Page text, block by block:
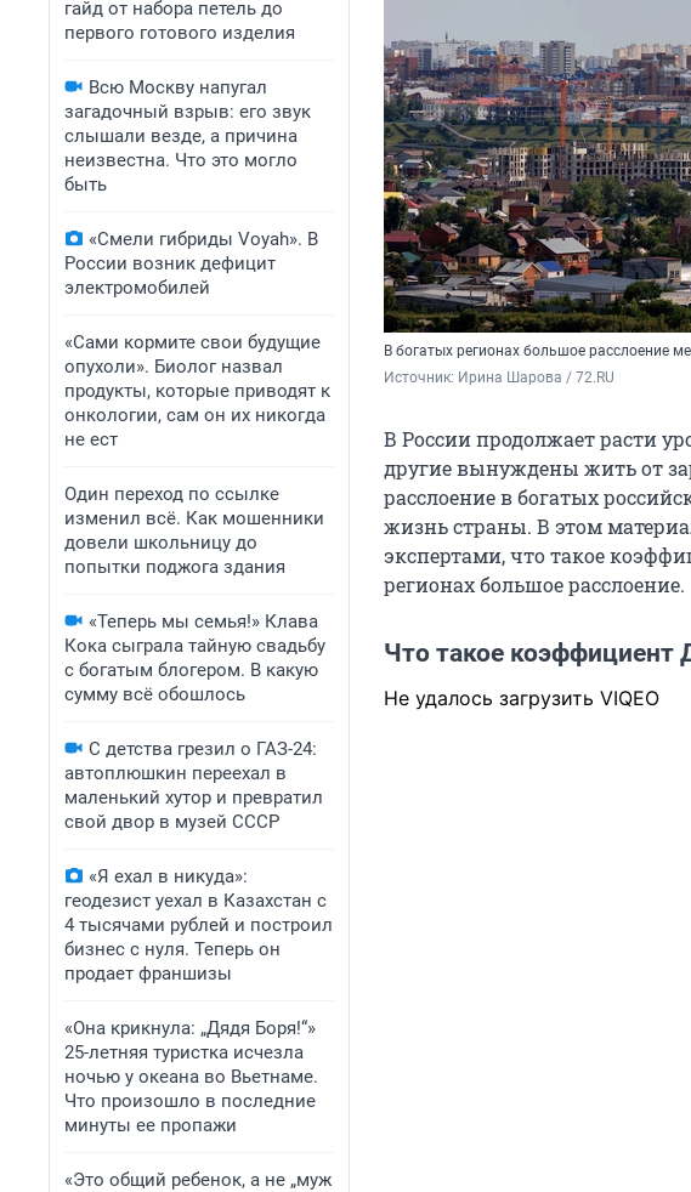
гайд от набора петель до
первого готового изделия
Всю Москву напугал
загадочный взрыв: его звук
слышали везде, а причина
неизвестна. Что это могло
быть
«Смели гибриды Voyah». В
России возник дефицит
электромобилей
«Сами кормите свои будущие
опухоли». Биолог назвал
продукты, которые приводят к
онкологии, сам он их никогда
не ест
Один переход по ссылке
изменил всё. Как мошенники
довели школьницу до
попытки поджога здания
«Теперь мы семья!» Клава
Кока сыграла тайную свадьбу
с богатым блогером. В какую
сумму всё обошлось
С детства грезил о ГАЗ-24:
автоплюшкин переехал в
маленький хутор и превратил
свой двор в музей СССР
«Я ехал в никуда»:
геодезист уехал в Казахстан с
4 тысячами рублей и построил
бизнес с нуля. Теперь он
продает франшизы
«Она крикнула: „Дядя Боря!“»
25-летняя туристка исчезла
ночью у океана во Вьетнаме.
Что произошло в последние
минуты ее пропажи
«Это общий ребенок, а не „муж
В богатых регионах большое расслоение
Источник: Ирина Шарова / 72.RU
В России продолжает расти
другие вынуждены жить от
расслоение в богатых
жизнь страны. В этом
экспертами, что такое
регионах большое расслоение.
Что такое коэффициент
Не удалось загрузить VIQEO